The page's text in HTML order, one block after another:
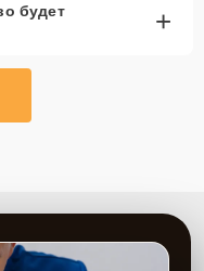
будет
+